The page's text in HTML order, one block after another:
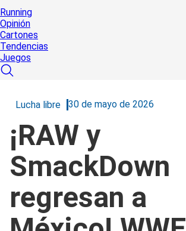
Running
Opinión
Cartones
Tendencias
Juegos
Lucha libre 30 de mayo de 2026
¡RAW y
SmackDown
regresan a